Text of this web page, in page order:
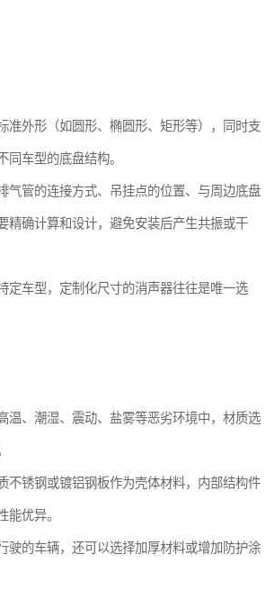
准外形（如圆形、椭圆形、矩形等），同时支
同车型的底盘结构。
气管的连接方式、吊挂点的位置、与周边底盘
精确计算和设计，避免安装后产生共振或干
定车型，定制化尺寸的消声器往往是唯一选
温、潮湿、震动、盐雾等恶劣环境中，材质选
不锈钢或镀铝钢板作为壳体材料，内部结构件
能优异。
驶的车辆，还可以选择加厚材料或增加防护涂